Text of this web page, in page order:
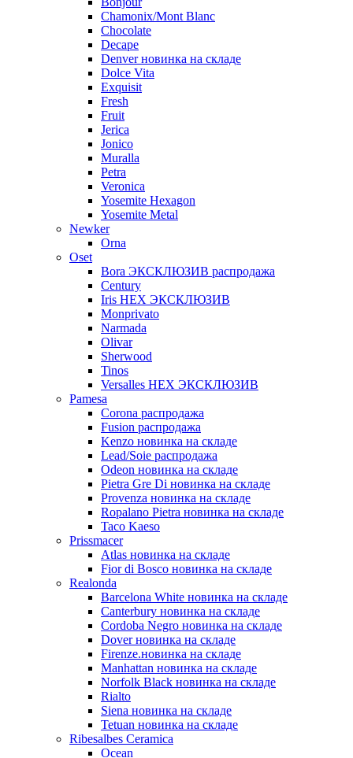
Chamonix/Mont Blanc
Chocolate
Decape
Denver новинка на складе
Dolce Vita
Exquisit
Fresh
Fruit
Jerica
Jonico
Muralla
Petra
Veroniсa
Yosemite Hexagon
Yosemite Metal
Newker
Orna
Oset
Bora ЭКСКЛЮЗИВ распродажа
Century
Iris HEX ЭКСКЛЮЗИВ
Monprivato
Narmada
Olivar
Sherwood
Tinos
Versalles HEX ЭКСКЛЮЗИВ
Pamesa
Corona распродажа
Fusion распродажа
Kenzo новинка на складе
Lead/Soie распродажа
Odeon новинка на складе
Pietra Gre Di новинка на складе
Provenza новинка на складе
Ropalano Pietra новинка на складе
Taco Kaeso
Prissmacer
Atlas новинка на складе
Fior di Bosco новинка на складе
Realonda
Barсelona White новинка на складе
Canterbury новинка на складе
Cordoba Negro новинка на складе
Dover новинка на складе
Firenze.новинка на складе
Manhattan новинка на складе
Norfolk Black новинка на складе
Rialto
Siena новинка на складе
Tetuan новинка на складе
Ribesalbes Ceramica
Ocean